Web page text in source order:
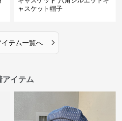
ャスケット帽子
イテム一覧へ ›
アイテム